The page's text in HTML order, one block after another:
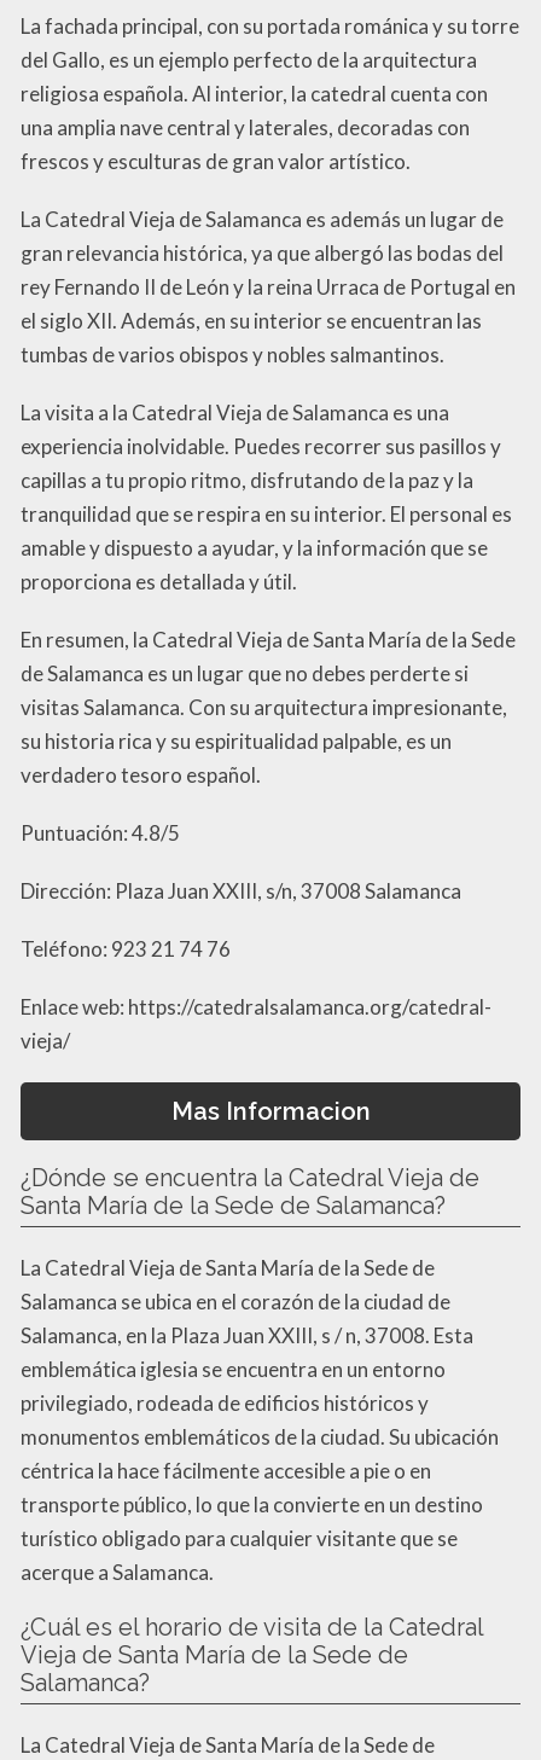
La fachada principal, con su portada románica y su torre
del Gallo, es un ejemplo perfecto de la arquitectura
religiosa española. Al interior, la catedral cuenta con
una amplia nave central y laterales, decoradas con
frescos y esculturas de gran valor artístico.
La Catedral Vieja de Salamanca es además un lugar de
gran relevancia histórica, ya que albergó las bodas del
rey Fernando II de León y la reina Urraca de Portugal en
el siglo XII. Además, en su interior se encuentran las
tumbas de varios obispos y nobles salmantinos.
La visita a la Catedral Vieja de Salamanca es una
experiencia inolvidable. Puedes recorrer sus pasillos y
capillas a tu propio ritmo, disfrutando de la paz y la
tranquilidad que se respira en su interior. El personal es
amable y dispuesto a ayudar, y la información que se
proporciona es detallada y útil.
En resumen, la Catedral Vieja de Santa María de la Sede
de Salamanca es un lugar que no debes perderte si
visitas Salamanca. Con su arquitectura impresionante,
su historia rica y su espiritualidad palpable, es un
verdadero tesoro español.
Puntuación: 4.8/5
Dirección: Plaza Juan XXIII, s/n, 37008 Salamanca
Teléfono: 923 21 74 76
Enlace web: https://catedralsalamanca.org/catedral-
vieja/
Mas Informacion
¿Dónde se encuentra la Catedral Vieja de
Santa María de la Sede de Salamanca?
La Catedral Vieja de Santa María de la Sede de
Salamanca se ubica en el corazón de la ciudad de
Salamanca, en la Plaza Juan XXIII, s / n, 37008. Esta
emblemática iglesia se encuentra en un entorno
privilegiado, rodeada de edificios históricos y
monumentos emblemáticos de la ciudad. Su ubicación
céntrica la hace fácilmente accesible a pie o en
transporte público, lo que la convierte en un destino
turístico obligado para cualquier visitante que se
acerque a Salamanca.
¿Cuál es el horario de visita de la Catedral
Vieja de Santa María de la Sede de
Salamanca?
La Catedral Vieja de Santa María de la Sede de